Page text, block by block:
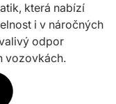
která nabízí
i v náročných
odpor
vozovkách.